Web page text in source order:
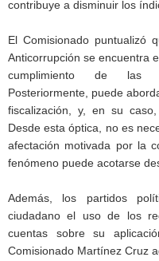
contribuye a disminuir los
El Comisionado puntualizó
Anticorrupción se encuentra
cumplimiento de las
Posteriormente, puede
fiscalización, y, en su
Desde esta óptica, no es
afectación motivada por la
fenómeno puede acotarse
Además, los partidos
ciudadano el uso de los
cuentas sobre su
Comisionado Martínez Cruz